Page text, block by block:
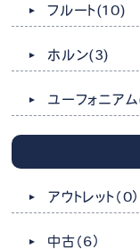
フルート(10)
ホルン(3)
ユーフォニアム
アウトレット （0）
中古 （6）